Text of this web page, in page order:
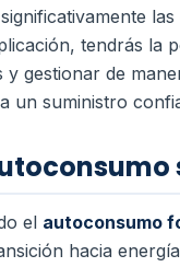
tendrás la
y gestionar de
un suministro
el autoconsumo
hacia